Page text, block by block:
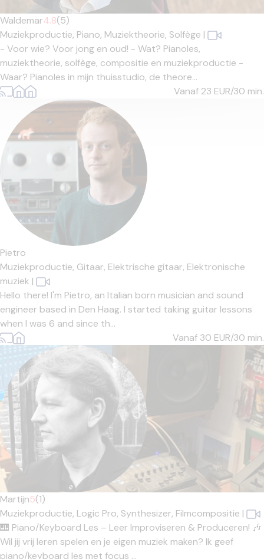
Waldemar4.8(5)
Muziekproductie, Piano, Muziektheorie, Solfège |
- Voor wie? Voor jong en oud! - Wat? Pianoles,
muziektheorie, solfège, compositie en muziekproductie -
Waar? Pianoles in mijn thuisstudio, de theore...
Vanaf 23 EUR/30 min.
Pietro
Muziekproductie, Gitaar, Elektrische gitaar, Elektronische
muziek |
Hello there! I'm Pietro, an Italian born musician and sound
engineer based in Den Haag. I started taking guitar lessons
when I was 6 and since th...
Vanaf 30 EUR/30 min.
Martijn5(1)
Muziekproductie, Logic Pro, Synthesizer, Filmcompositie |
🎹 Piano/Keyboard Les – Leer Improviseren & Produceren! 🎶
Wil jij vrij leren spelen en je eigen muziek maken? Ik geef
piano/keyboard les met focus ...